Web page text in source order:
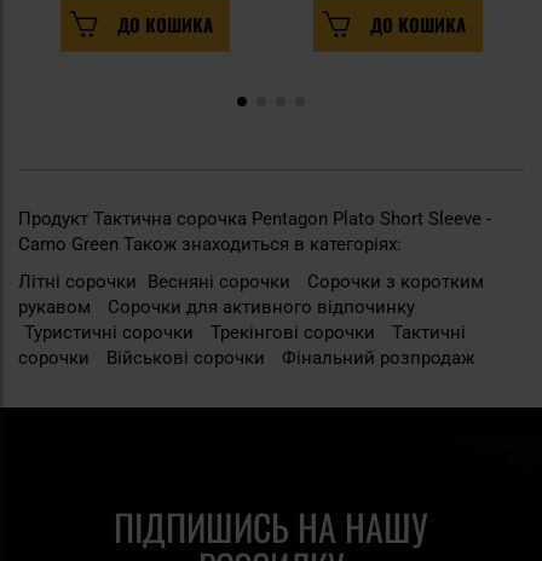
ДО КОШИКА ДО КОШИКА
Продукт Тактична сорочка Pentagon Plato Short Sleeve -
Camo Green Також знаходиться в категоріях:
Літні сорочки
Весняні сорочки
Сорочки з коротким
рукавом
Сорочки для активного відпочинку
Туристичні сорочки
Трекінгові сорочки
Тактичні
сорочки
Військові сорочки Фінальний розпродаж
ПІДПИШИСЬ НА НАШУ